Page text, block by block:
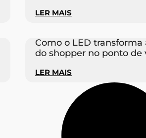
LER MAIS
Como o LED transforma
do shopper no ponto de
LER MAIS